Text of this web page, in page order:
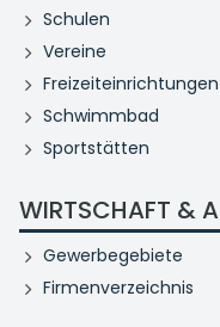
Schulen
Vereine
Freizeiteinrichtungen
Schwimmbad
Sportstätten
WIRTSCHAFT &
Gewerbegebiete
Firmenverzeichnis